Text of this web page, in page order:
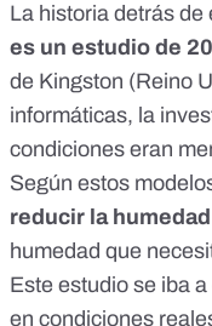
La historia detrás de
es un estudio de
de Kingston (Reino
informáticas, la
condiciones eran
Según estos
reducir la humedad
humedad que
Este estudio se iba
en condiciones